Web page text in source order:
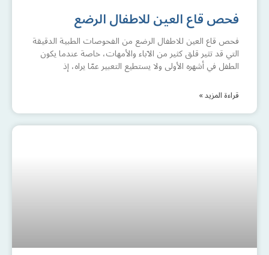
فحص قاع العين للاطفال الرضع
فحص قاع العين للاطفال الرضع من الفحوصات الطبية الدقيقة
التي قد تثير قلق كثير من الآباء والأمهات، خاصة عندما يكون
الطفل في أشهره الأولى ولا يستطيع التعبير عمّا يراه، إذ
قراءة المزيد »